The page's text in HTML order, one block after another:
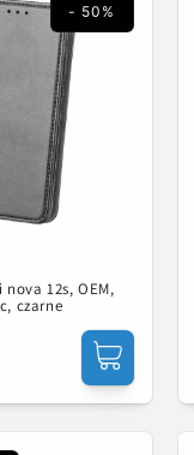
- 50%
12s, OEM,
czarne